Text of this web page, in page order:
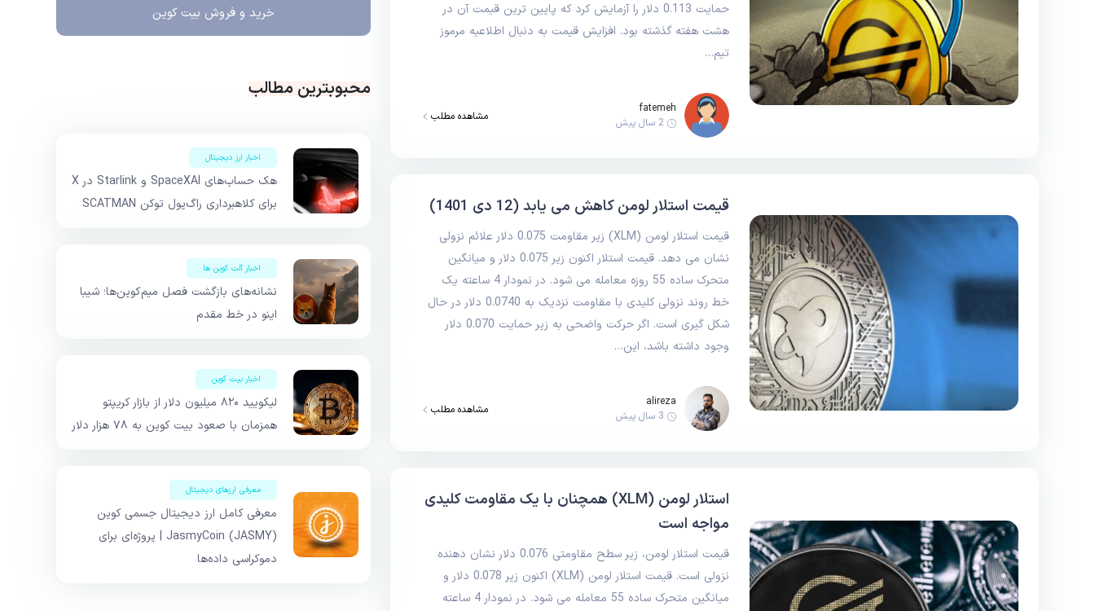
حمایت 0.113 دلار را آزمایش کرد که پایین ترین قیمت آن در
هشت هفته گذشته بود. افزایش قیمت به دنبال اطلاعیه مرموز
تیم…
fatemeh
2 سال پیش
مشاهده مطلب
قیمت استلار لومن کاهش می یابد (12 دی 1401)
قیمت استلار لومن (XLM) زیر مقاومت 0.075 دلار علائم نزولی
نشان می دهد. قیمت استلار اکنون زیر 0.075 دلار و میانگین
متحرک ساده 55 روزه معامله می شود. در نمودار 4 ساعته یک
خط روند نزولی کلیدی با مقاومت نزدیک به 0.0740 دلار در حال
شکل گیری است. اگر حرکت واضحی به زیر حمایت 0.070 دلار
وجود داشته باشد، این…
alireza
3 سال پیش
مشاهده مطلب
استلار لومن (XLM) همچنان با یک مقاومت کلیدی
مواجه است
قیمت استلار لومن، زیر سطح مقاومتی 0.076 دلار نشان دهنده
نزولی است. قیمت استلار لومن (XLM) اکنون زیر 0.078 دلار و
میانگین متحرک ساده 55 معامله می شود. در نمودار 4 ساعته
خرید و فروش بیت کوین
محبوبترین مطالب
اخبار ارز دیجیتال
هک حساب‌های SpaceXAI و Starlink در X
برای کلاهبرداری راگ‌پول توکن SCATMAN
اخبار آلت کوین ها
نشانه‌های بازگشت فصل میم‌کوین‌ها؛ شیبا
اینو در خط مقدم
اخبار بیت کوین
لیکویید ۸۲۰ میلیون دلار از بازار کریپتو
همزمان با صعود بیت کوین به ۷۸ هزار دلار
معرفی ارزهای دیجیتال
معرفی کامل ارز دیجیتال جسمی کوین
JasmyCoin (JASMY) | پروژه‌ای برای
دموکراسی داده‌ها